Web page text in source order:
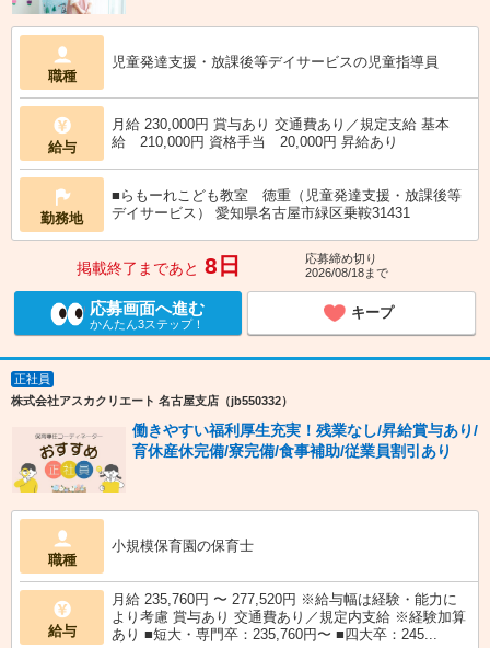
職種
児童発達支援・放課後等デイサービスの児童指導員
給与
月給 230,000円 賞与あり 交通費あり／規定支給 基本
給 210,000円 資格手当 20,000円 昇給あり
勤務地
■らもーれこども教室 徳重（児童発達支援・放課後等
デイサービス） 愛知県名古屋市緑区乗鞍31431
掲載終了まであと 8日
応募締め切り
2026/08/18まで
応募画面へ進む
かんたん3ステップ！
キープ
正社員
株式会社アスカクリエート 名古屋支店（jb550332）
働きやすい福利厚生充実！残業なし/昇給賞与あり/
育休産休完備/寮完備/食事補助/従業員割引あり
職種
小規模保育園の保育士
給与
月給 235,760円 〜 277,520円 ※給与幅は経験・能力に
より考慮 賞与あり 交通費あり／規定内支給 ※経験加算
あり ■短大・専門卒：235,760円〜 ■四大卒：245...